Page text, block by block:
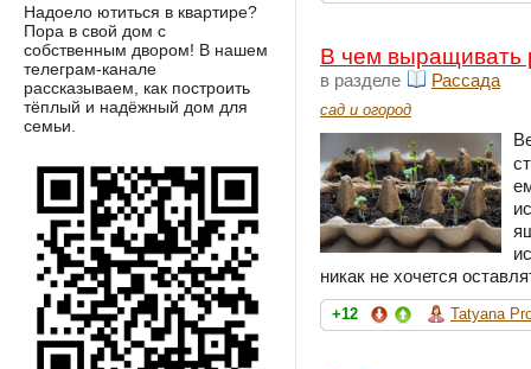
В чем выращивать
в разделе Рассада
сад и огород
никак не хочется
+12 Tatyana
Надоело ютиться в квартире?
Пора в свой дом с
собственным двором! В нашем
телеграм-канале
рассказываем, как построить
тёплый и надёжный дом для
семьи.